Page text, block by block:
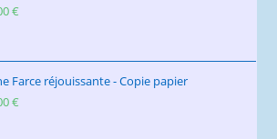
€
Farce réjouissante - Copie papier
€